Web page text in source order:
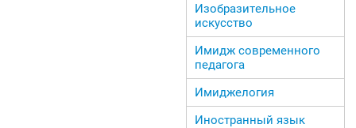
Изобразительное
искусство
Имидж современного
педагога
Имиджелогия
Иностранный язык